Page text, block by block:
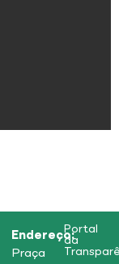
Endereço:
Praça
Portal
da